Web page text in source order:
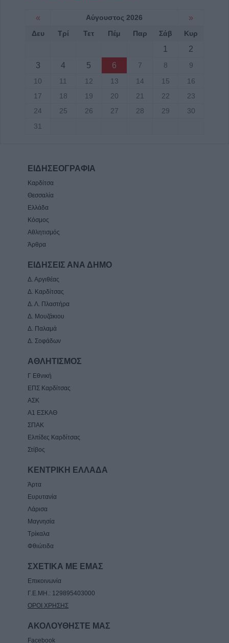
« Αύγουστος 2026 »
Δευ Τρί Τετ Πέμ Παρ Σάβ Κυρ
1
2
3
4 5 6 7 8
9
10
11 12 13 14 15
16
17
18 19 20 21 22
23
24
25 26 27 28 29
30
31
ΕΙΔΗΣΕΟΓΡΑΦΙΑ
Καρδίτσα
Θεσσαλία
Ελλάδα
Κόσμος
Αθλητισμός
Άρθρα
ΕΙΔΗΣΕΙΣ ΑΝΑ ΔΗΜΟ
Δ. Αργιθέας
Δ. Καρδίτσας
Δ. Λ. Πλαστήρα
Δ. Μουζάκιου
Δ. Παλαμά
Δ. Σοφάδων
ΑΘΛΗΤΙΣΜΟΣ
Γ Εθνική
ΕΠΣ Καρδίτσας
ΑΣΚ
Α1 ΕΣΚΑΘ
ΣΠΑΚ
Ελπίδες Καρδίτσας
Στίβος
ΚΕΝΤΡΙΚΗ ΕΛΛΑΔΑ
Άρτα
Ευρυτανία
Λάρισα
Μαγνησία
Τρίκαλα
Φθιώτιδα
ΣΧΕΤΙΚΑ ΜΕ ΕΜΑΣ
Επικοινωνία
Γ.Ε.ΜΗ.: 129895403000
ΟΡΟΙ ΧΡΗΣΗΣ
ΑΚΟΛΟΥΘΗΣΤΕ ΜΑΣ
Facebook